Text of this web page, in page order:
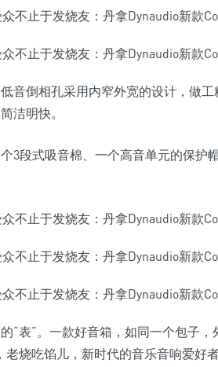
音倒相孔采用内窄外宽的设计，做
洁明快。
3段式吸音棉、一个高音单元的保护
“表”。一款好音箱，如同一个包子
老烧吃馅儿，新时代的音乐音响爱好